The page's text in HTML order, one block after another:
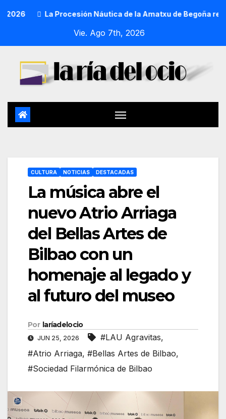
La Procesión Náutica de la Amatxu de Begoña recorrerá
Vie. Ago 7th, 2026
CULTURA NOTICIAS DESTACADAS
La música abre el
nuevo Atrio Arriaga
del Bellas Artes de
Bilbao con un
homenaje al legado y
al futuro del museo
Por laríadelocio
JUN 25, 2026 #LAU Agravitas,
#Atrio Arriaga, #Bellas Artes de Bilbao,
#Sociedad Filarmónica de Bilbao